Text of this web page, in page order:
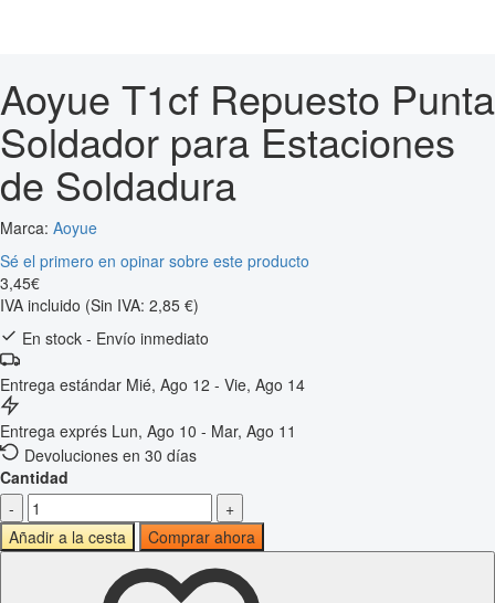
Aoyue T1cf Repuesto Punta
Soldador para Estaciones
de Soldadura
Marca: Aoyue
Sé el primero en opinar sobre este producto
3,45€
IVA incluido (Sin IVA: 2,85 €)
En stock - Envío inmediato
Entrega estándar Mié, Ago 12 - Vie, Ago 14
Entrega exprés Lun, Ago 10 - Mar, Ago 11
Devoluciones en 30 días
Cantidad
-
+
Añadir a la cesta
Comprar ahora